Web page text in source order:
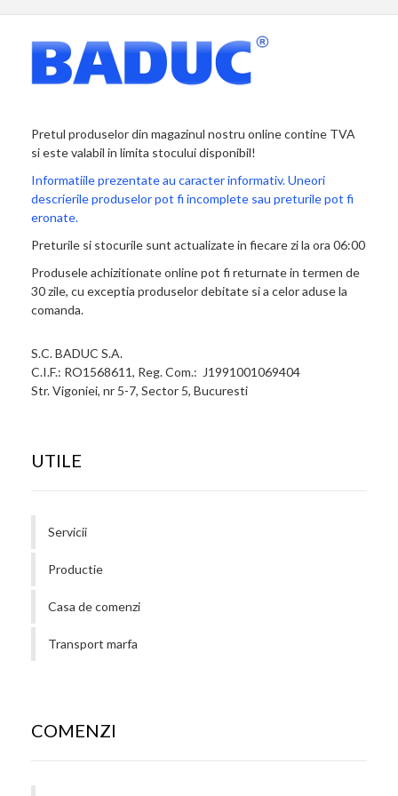
Pretul produselor din magazinul nostru online contine TVA
si este valabil in limita stocului disponibil!
Informatiile prezentate au caracter informativ. Uneori
descrierile produselor pot fi incomplete sau preturile pot fi
eronate.
Preturile si stocurile sunt actualizate in fiecare zi la ora 06:00
Produsele achizitionate online pot fi returnate in termen de
30 zile, cu exceptia produselor debitate si a celor aduse la
comanda.
S.C. BADUC S.A.
C.I.F.: RO1568611, Reg. Com.: J1991001069404
Str. Vigoniei, nr 5-7, Sector 5, Bucuresti
UTILE
Servicii
Productie
Casa de comenzi
Transport marfa
COMENZI